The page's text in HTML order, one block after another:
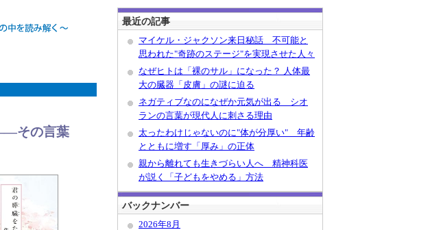
その言葉
最近の記事
マイケル・ジャクソン来日秘話 不可能と
思われた"奇跡のステージ"を実現させた人々
なぜヒトは「裸のサル」になった？ 人体最
大の臓器「皮膚」の謎に迫る
ネガティブなのになぜか元気が出る シオ
ランの言葉が現代人に刺さる理由
太ったわけじゃないのに"体が分厚い" 年齢
とともに増す「厚み」の正体
親から離れても生きづらい人へ 精神科医
が説く「子どもをやめる」方法
バックナンバー
2026年8月